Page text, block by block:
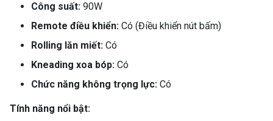
Công suất: 90W
Remote điều khiển: Có (Điều khiển nút bấm)
Rolling lăn miết: Có
Kneading xoa bóp: Có
Chức năng không trọng lực: Có
Tính năng nổi bật: